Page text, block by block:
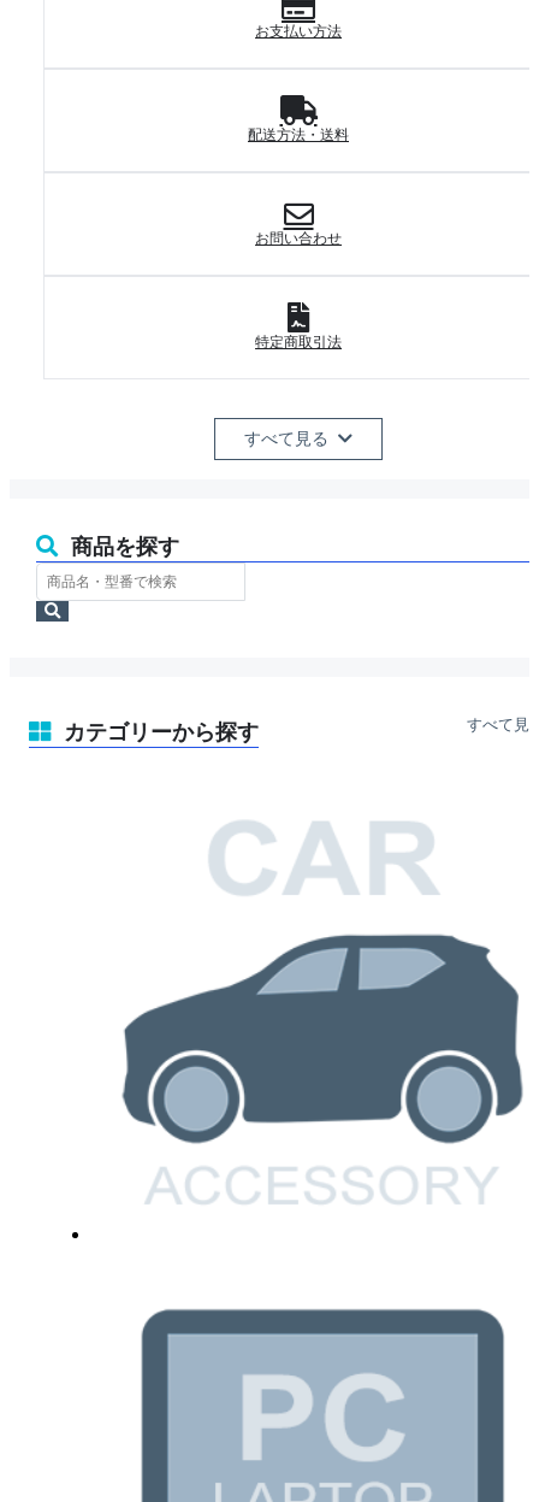
お支払い方法
配送方法・送料
お問い合わせ
特定商取引法
すべて見る
商品を探す
ス
ト
ア
検
カテゴリーから探す すべて見